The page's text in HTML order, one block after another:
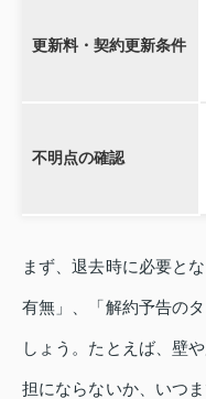
更新料・契約更新条件
不明点の確認
まず、退去時に必要と
有無」、「解約予告の
しょう。たとえば、壁
担にならないか、いつ